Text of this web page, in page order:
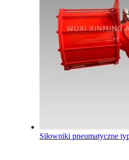
Siłowniki pneumatyczne